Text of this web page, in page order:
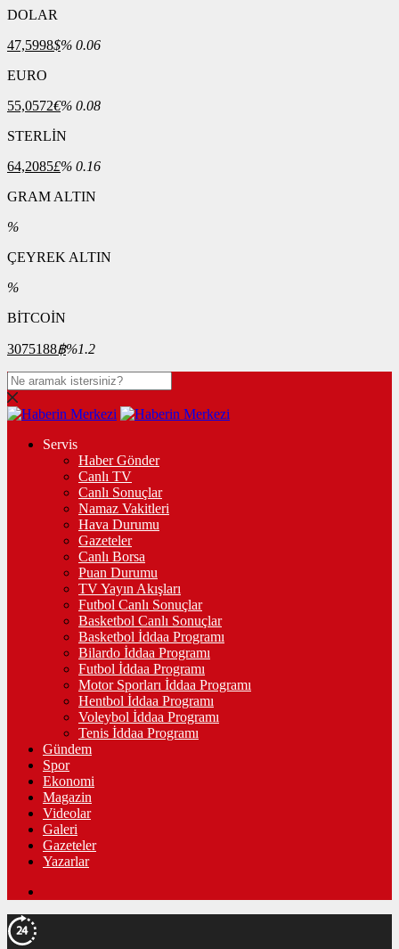
DOLAR
47,5998$% 0.06
EURO
55,0572€% 0.08
STERLİN
64,2085£% 0.16
GRAM ALTIN
%
ÇEYREK ALTIN
%
BİTCOİN
3075188฿%1.2
Servis
Haber Gönder
Canlı TV
Canlı Sonuçlar
Namaz Vakitleri
Hava Durumu
Gazeteler
Canlı Borsa
Puan Durumu
TV Yayın Akışları
Futbol Canlı Sonuçlar
Basketbol Canlı Sonuçlar
Basketbol İddaa Programı
Bilardo İddaa Programı
Futbol İddaa Programı
Motor Sporları İddaa Programı
Hentbol İddaa Programı
Voleybol İddaa Programı
Tenis İddaa Programı
Gündem
Spor
Ekonomi
Magazin
Videolar
Galeri
Gazeteler
Yazarlar